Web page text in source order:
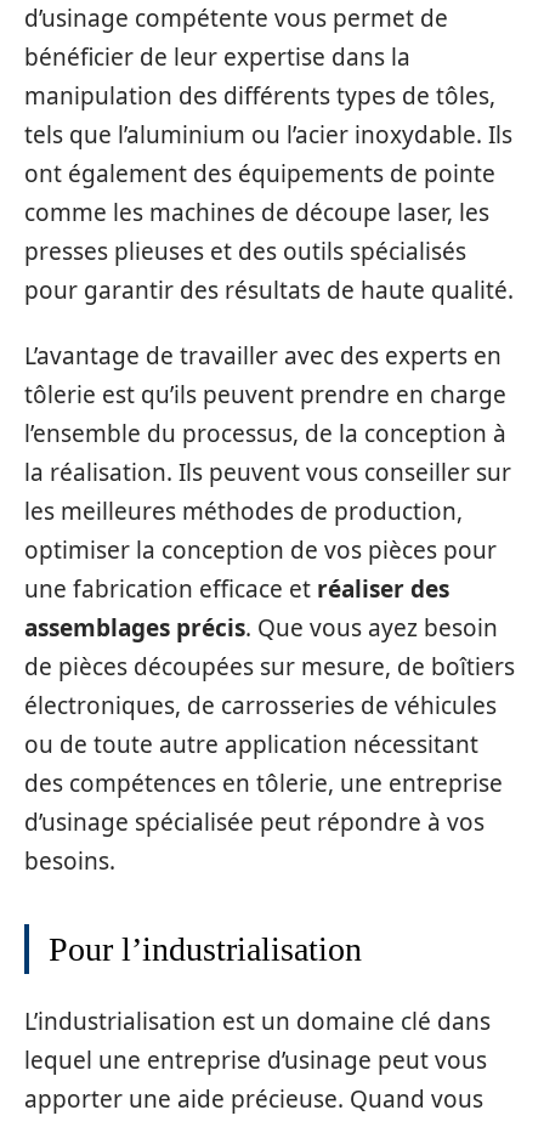
d’usinage compétente vous permet de
bénéficier de leur expertise dans la
manipulation des différents types de tôles,
tels que l’aluminium ou l’acier inoxydable. Ils
ont également des équipements de pointe
comme les machines de découpe laser, les
presses plieuses et des outils spécialisés
pour garantir des résultats de haute qualité.
L’avantage de travailler avec des experts en
tôlerie est qu’ils peuvent prendre en charge
l’ensemble du processus, de la conception à
la réalisation. Ils peuvent vous conseiller sur
les meilleures méthodes de production,
optimiser la conception de vos pièces pour
une fabrication efficace et réaliser des
assemblages précis. Que vous ayez besoin
de pièces découpées sur mesure, de boîtiers
électroniques, de carrosseries de véhicules
ou de toute autre application nécessitant
des compétences en tôlerie, une entreprise
d’usinage spécialisée peut répondre à vos
besoins.
Pour l’industrialisation
L’industrialisation est un domaine clé dans
lequel une entreprise d’usinage peut vous
apporter une aide précieuse. Quand vous